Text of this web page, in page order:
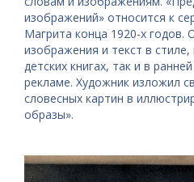
изображений» относится к
Магрита конца 1920-х годов.
изображения и текст в
детских книгах, так и в
рекламе. Художник изложил
словесных картин в
образы».